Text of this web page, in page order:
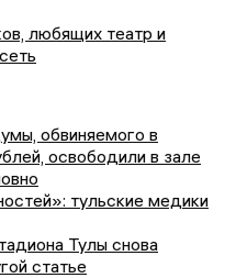
любящих театр и
обвиняемого в
освободили в зале
тульские медики
Тулы снова
статье